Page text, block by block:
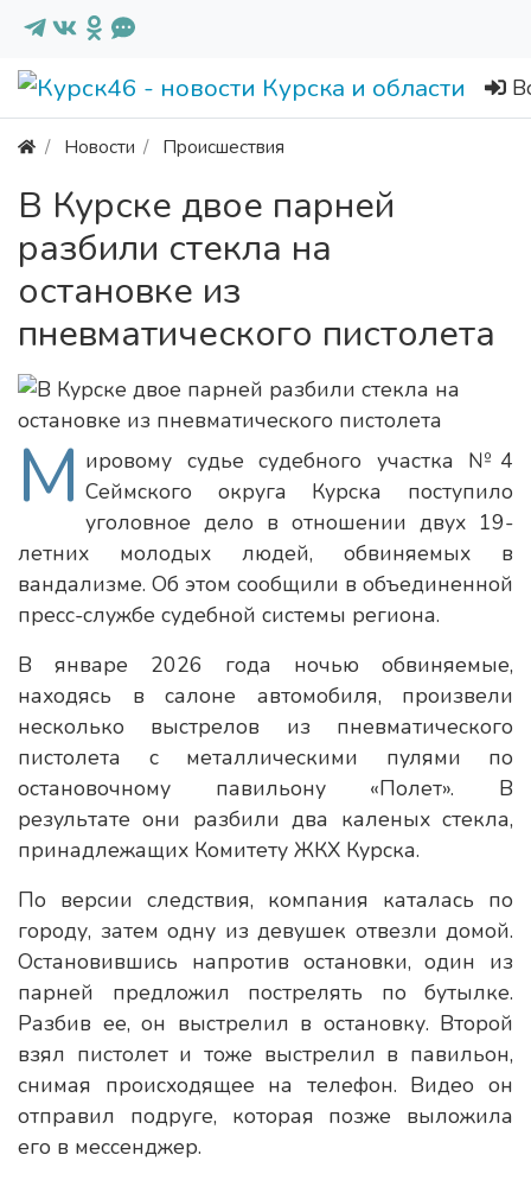
Новости Происшествия
В Курске двое парней
разбили стекла на
остановке из
пневматического пистолета
М ировому судье судебного участка №4
Сеймского округа Курска поступило
уголовное дело в отношении двух 19-
летних молодых людей, обвиняемых в
вандализме. Об этом сообщили в объединенной
пресс-службе судебной системы региона.
В январе 2026 года ночью обвиняемые,
находясь в салоне автомобиля, произвели
несколько выстрелов из пневматического
пистолета с металлическими пулями по
остановочному павильону «Полет». В
результате они разбили два каленых стекла,
принадлежащих Комитету ЖКХ Курска.
По версии следствия, компания каталась по
городу, затем одну из девушек отвезли домой.
Остановившись напротив остановки, один из
парней предложил пострелять по бутылке.
Разбив ее, он выстрелил в остановку. Второй
взял пистолет и тоже выстрелил в павильон,
снимая происходящее на телефон. Видео он
отправил подруге, которая позже выложила
его в мессенджер.